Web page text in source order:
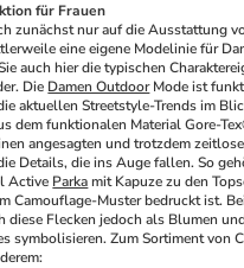
für Frauen
zunächst nur auf die Ausstattung
eine eigene Modelinie für
auch hier die typischen
Die Damen Outdoor Mode ist
aktuellen Streetstyle-Trends im
dem funktionalen Material Gore-
angesagten und trotzdem
Details, die ins Auge fallen. So
Active Parka mit Kapuze zu den
Camouflage-Muster bedruckt ist.
diese Flecken jedoch als Blumen
symbolisieren. Zum Sortiment von